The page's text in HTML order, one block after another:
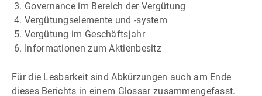
Governance im Bereich der Vergütung
Vergütungselemente und -system
Vergütung im Geschäftsjahr
Informationen zum Aktienbesitz
Für die Lesbarkeit sind Abkürzungen auch am Ende
dieses Berichts in einem Glossar zusammengefasst.